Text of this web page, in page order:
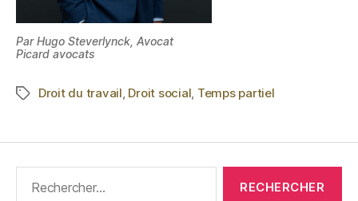
Par Hugo Steverlynck, Avocat
Picard avocats
Droit du travail Droit social Temps partiel